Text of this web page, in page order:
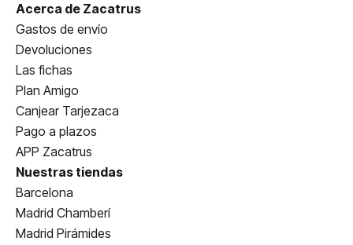
Acerca de Zacatrus
Gastos de envío
Devoluciones
Las fichas
Plan Amigo
Canjear Tarjezaca
Pago a plazos
APP Zacatrus
Nuestras tiendas
Barcelona
Madrid Chamberí
Madrid Pirámides